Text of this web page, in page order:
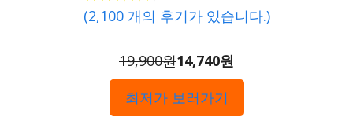
(2,100개의 후기가 있습니다.)
19,900원14,740원
최저가 보러가기